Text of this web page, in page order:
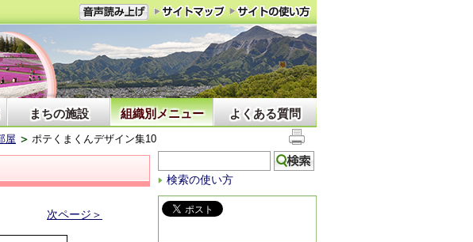
まちの施設 組織別メニュー よくある質問
屋 ポテくまくんデザイン集10
次ページ＞
検索の使い方